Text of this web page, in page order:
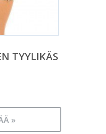
TYYLIKÄS
»